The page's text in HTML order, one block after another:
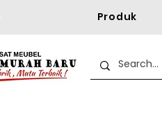
Produk